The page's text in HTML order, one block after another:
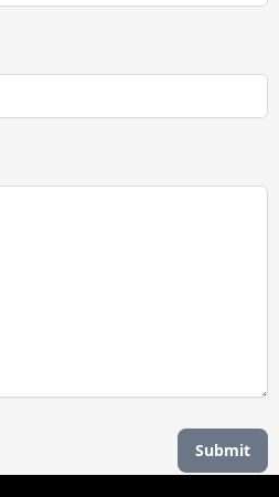
Submit